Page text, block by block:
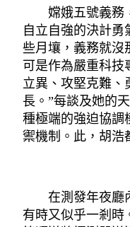
嫦娥五號義務，
自立自強的決計勇
些月壤，義務就沒
可是作為嚴重科技
立異、攻堅克難、
長。”每談及她的
種極端的強迫協調
禦機制。此，胡浩
在測發年夜廳內
有時又似乎一剎時